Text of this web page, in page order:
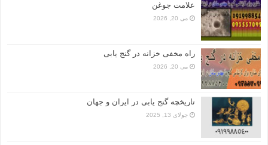
علامت جوغن
می 20, 2026
راه مخفی خزانه در گنج یابی
می 20, 2026
تاریخچه گنج‌ یابی در ایران و جهان
جولای 13, 2025